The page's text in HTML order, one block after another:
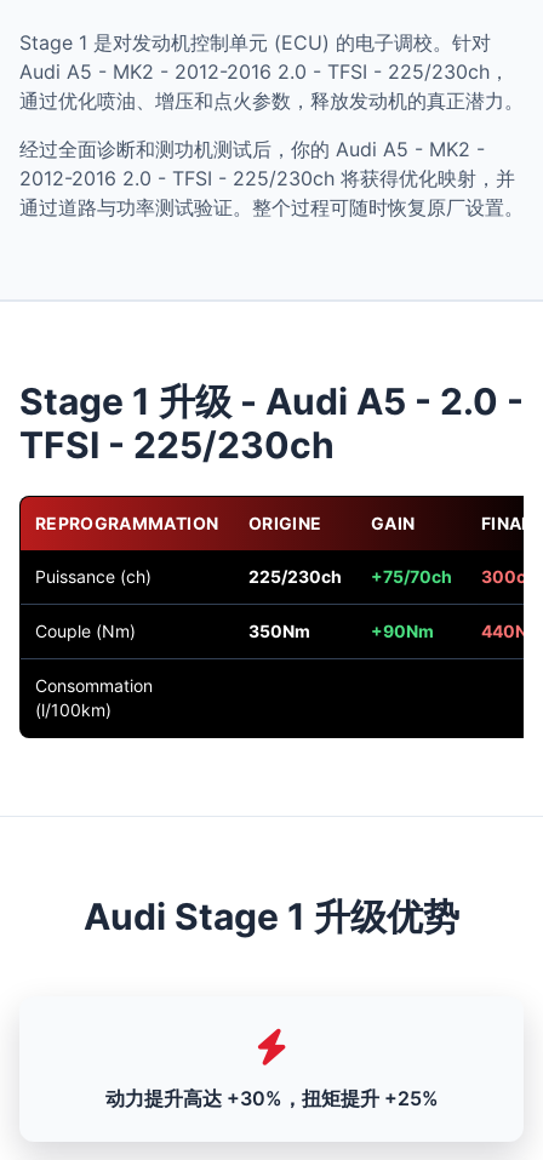
Stage 1 是对发动机控制单元 (ECU) 的电子调校。针对
Audi A5 - MK2 - 2012-2016 2.0 - TFSI - 225/230ch，
通过优化喷油、增压和点火参数，释放发动机的真正潜力。
经过全面诊断和测功机测试后，你的 Audi A5 - MK2 -
2012-2016 2.0 - TFSI - 225/230ch 将获得优化映射，并
通过道路与功率测试验证。整个过程可随时恢复原厂设置。
Stage 1 升级 - Audi A5 - 2.0 -
TFSI - 225/230ch
REPROGRAMMATION ORIGINE GAIN FINALE
Puissance (ch) 225/230ch +75/70ch 300ch
Couple (Nm) 350Nm +90Nm 440Nm
Consommation
(l/100km)
Audi Stage 1 升级优势
动力提升高达 +30%，扭矩提升 +25%